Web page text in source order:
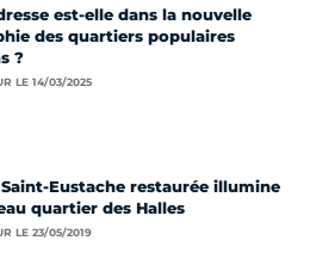
est-elle dans la nouvelle
des quartiers populaires
?
LE 14/03/2025
Eustache restaurée illumine
quartier des Halles
LE 23/05/2019